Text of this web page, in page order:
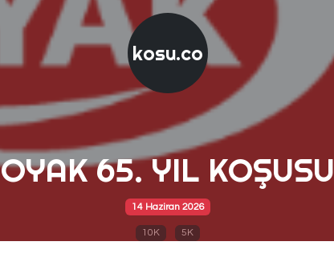
kosu.co
OYAK 65. YIL KOŞUSU
14 Haziran 2026
10K 5K